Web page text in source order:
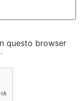
questo browser